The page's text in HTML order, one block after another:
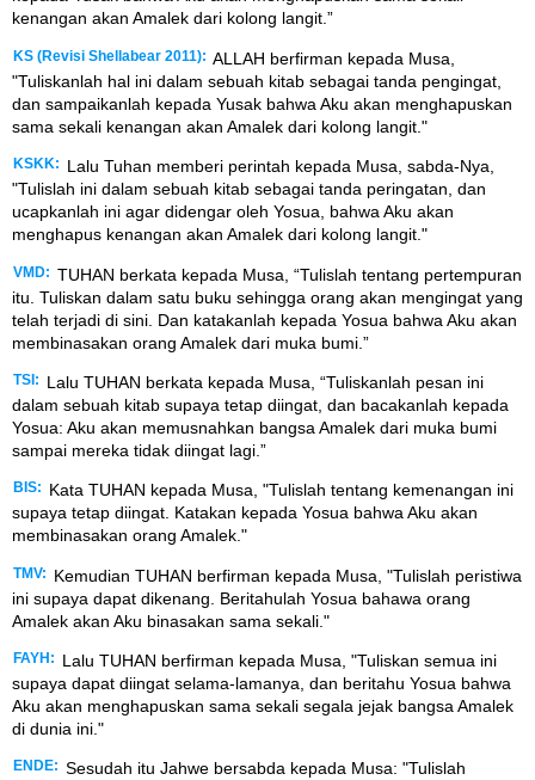
kenangan akan Amalek dari kolong langit.”
KS (Revisi Shellabear 2011): ALLAH berfirman kepada Musa,
"Tuliskanlah hal ini dalam sebuah kitab sebagai tanda pengingat,
dan sampaikanlah kepada Yusak bahwa Aku akan menghapuskan
sama sekali kenangan akan Amalek dari kolong langit."
KSKK:
Lalu Tuhan memberi perintah kepada Musa, sabda-Nya,
"Tulislah ini dalam sebuah kitab sebagai tanda peringatan, dan
ucapkanlah ini agar didengar oleh Yosua, bahwa Aku akan
menghapus kenangan akan Amalek dari kolong langit."
VMD: TUHAN berkata kepada Musa, “Tulislah tentang pertempuran
itu. Tuliskan dalam satu buku sehingga orang akan mengingat yang
telah terjadi di sini. Dan katakanlah kepada Yosua bahwa Aku akan
membinasakan orang Amalek dari muka bumi.”
TSI:
Lalu TUHAN berkata kepada Musa, “Tuliskanlah pesan ini
dalam sebuah kitab supaya tetap diingat, dan bacakanlah kepada
Yosua: Aku akan memusnahkan bangsa Amalek dari muka bumi
sampai mereka tidak diingat lagi.”
BIS:
Kata TUHAN kepada Musa, "Tulislah tentang kemenangan ini
supaya tetap diingat. Katakan kepada Yosua bahwa Aku akan
membinasakan orang Amalek."
TMV:
Kemudian TUHAN berfirman kepada Musa, "Tulislah peristiwa
ini supaya dapat dikenang. Beritahulah Yosua bahawa orang
Amalek akan Aku binasakan sama sekali."
FAYH:
Lalu TUHAN berfirman kepada Musa, "Tuliskan semua ini
supaya dapat diingat selama-lamanya, dan beritahu Yosua bahwa
Aku akan menghapuskan sama sekali segala jejak bangsa Amalek
di dunia ini."
ENDE: Sesudah itu Jahwe bersabda kepada Musa: "Tulislah